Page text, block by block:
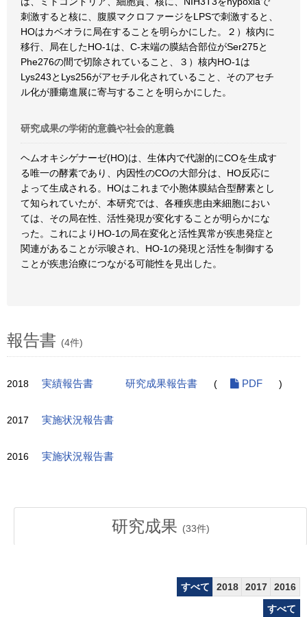
刺激すると核に、腹膜マクロファージをLPSで刺激すると、
HOはカベオラに局在することを明らかにした。２）核内に
移行、局在したHO-1は、C-末端の膜結合部位がSer275と
Phe276の間で切除されていること、３）核内HO-1は
Lys243とLys256がアセチル化されていること、そのアセチ
ル化が腫瘍進展に寄与することを明らかにした。
研究成果の学術的意義や社会的意義
ヘムオキシゲナーゼ(HO)は、生体内で代謝的にCOを生成す
る唯一の酵素であり、内因性のCOの大部分は、HO反応に
よって生成される。HOはこれまで小胞体膜結合型酵素とし
て知られていたが、本研究では、各種疾患由来細胞におい
ては、その局在性、活性発現が変化することが明らかにな
った。これによりHO-1の局在変化と活性異常が疾患発症と
関連があることが示唆され、HO-1の発現と活性を制御する
ことが疾患治療につながる可能性を見出した。
報告書 (4件)
2018 実績報告書 研究成果報告書 ( PDF )
2017 実施状況報告書
2016 実施状況報告書
研究成果 (33件)
すべて 2018 2017
2016
すべて